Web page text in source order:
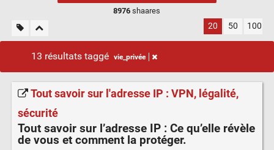
8976 shaares
20 50 100
13 résultats taggé vie_privée
Tout savoir sur l'adresse IP : VPN, légalité,
sécurité
Tout savoir sur l’adresse IP: Ce qu’elle révèle
de vous et comment la protéger.